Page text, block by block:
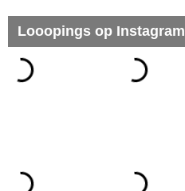
Looopings op Instagram